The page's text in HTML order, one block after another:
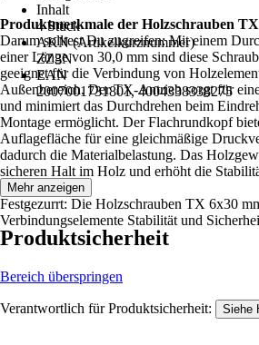
Inhalt
4 Stück
AKN (Artikelkurznummer)
ZZ3N
EAN
2007001731801, 4004338338275
Produktmerkmale der Holzschrauben
Darum solltest Du zugreifen: Mit einem
einer Länge von 30,0 mm sind diese
geeignet für die Verbindung von
Außenbereich. Der TX-Antrieb sorgt für
und minimiert das Durchdrehen beim
Montage ermöglicht. Der Flachrundkopf
Auflagefläche für eine gleichmäßige
dadurch die Materialbelastung. Das
sicheren Halt im Holz und erhöht die
Festgezurrt: Die Holzschrauben TX 6x30
Verbindungselemente Stabilität und
Mehr anzeigen
Produktsicherheit
Bereich überspringen
Verantwortlich für Produktsicherheit: Siehe